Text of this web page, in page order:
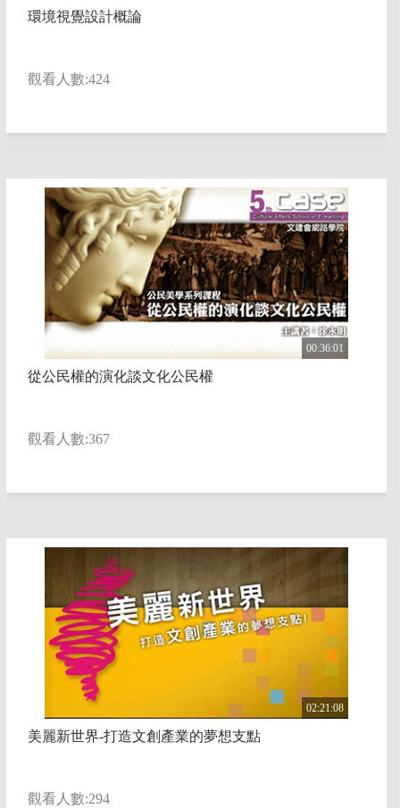
環境視覺設計概論
觀看人數:424
00:36:01
從公民權的演化談文化公民權
觀看人數:367
02:21:08
美麗新世界-打造文創產業的夢想支點
觀看人數:294